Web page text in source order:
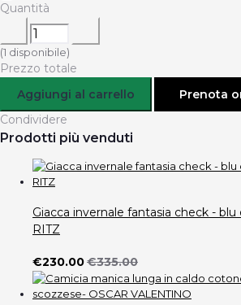
Quantità
(1 disponibile)
Prezzo totale
Aggiungi al carrello
Prenota
Condividere
Prodotti più venduti
Giacca invernale fantasia check -
RITZ
€230.00€335.00